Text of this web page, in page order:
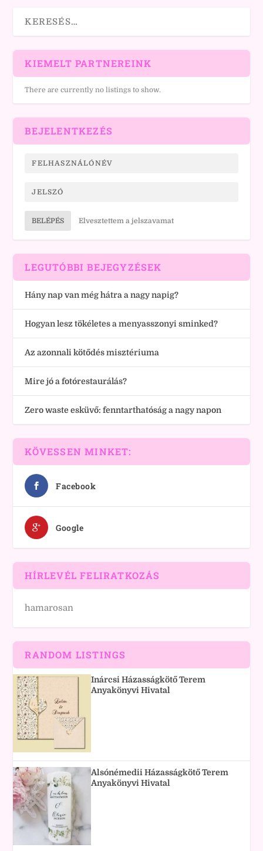
KIEMELT PARTNEREINK
There are currently no listings to show.
BEJELENTKEZÉS
BELÉPÉS Elvesztettem a jelszavamat
LEGUTÓBBI BEJEGYZÉSEK
Hány nap van még hátra a nagy napig?
Hogyan lesz tökéletes a menyasszonyi sminked?
Az azonnali kötődés misztériuma
Mire jó a fotórestaurálás?
Zero waste esküvő: fenntarthatóság a nagy napon
KÖVESSEN MINKET:
Facebook
Google
HÍRLEVÉL FELIRATKOZÁS
hamarosan
RANDOM LISTINGS
Inárcsi Házasságkötő Terem
Anyakönyvi Hivatal
Alsónémedii Házasságkötő Terem
Anyakönyvi Hivatal